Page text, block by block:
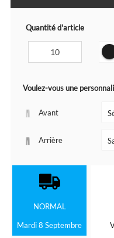
Quantité d'article
Voulez-vous une
Avant
Arrière
NORMAL
Mardi 8 Septembre